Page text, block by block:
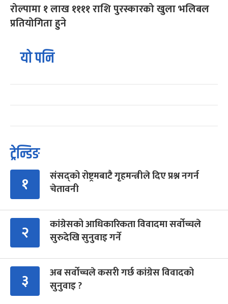
रोल्पामा १ लाख ११११ राशि पुरस्कारको खुला भलिबल
प्रतियोगिता हुने
यो पनि
ट्रेन्डिङ
१
संसद्को रोष्ट्रमबाटै गृहमन्त्रीले दिए प्रश्न नगर्न
चेतावनी
२
कांग्रेसको आधिकारिकता विवादमा सर्वोच्चले
सुरुदेखि सुनुवाइ गर्ने
३
अब सर्वोच्चले कसरी गर्छ कांग्रेस विवादको
सुनुवाइ ?